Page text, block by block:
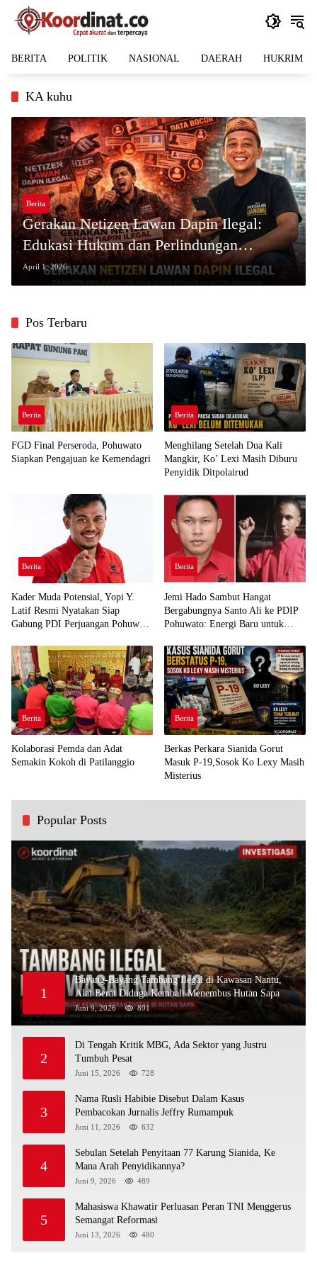
Langsung
BERITA POLITIK NASIONAL DAERAH HUKRIM
KA kuhu
Berita
Gerakan Netizen Lawan Dapin Ilegal:
Edukasi Hukum dan Perlindungan
Martabat Korban
April 1, 2026
Pos Terbaru
Berita
FGD Final Perseroda, Pohuwato
Siapkan Pengajuan ke Kemendagri
Berita
Menghilang Setelah Dua Kali
Mangkir, Ko’ Lexi Masih Diburu
Penyidik Ditpolairud
Berita
Kader Muda Potensial, Yopi Y.
Latif Resmi Nyatakan Siap
Gabung PDI Perjuangan Pohuwato
Berita
Jemi Hado Sambut Hangat
Bergabungnya Santo Ali ke PDIP
Pohuwato: Energi Baru untuk
Berita
Kolaborasi Pemda dan Adat
Semakin Kokoh di Patilanggio
Berita
Berkas Perkara Sianida Gorut
Masuk P-19,Sosok Ko Lexy Masih
Misterius
Popular Posts
1
Bayang-Bayang Tambang Ilegal di Kawasan Nantu,
Alat Berat Diduga Kembali Menembus Hutan Sapa
Juni 9, 2026 891
2
Di Tengah Kritik MBG, Ada Sektor yang Justru
Tumbuh Pesat
Juni 15, 2026 728
3
Nama Rusli Habibie Disebut Dalam Kasus
Pembacokan Jurnalis Jeffry Rumampuk
Juni 11, 2026 632
4
Sebulan Setelah Penyitaan 77 Karung Sianida, Ke
Mana Arah Penyidikannya?
Juni 9, 2026 489
5
Mahasiswa Khawatir Perluasan Peran TNI Menggerus
Semangat Reformasi
Juni 13, 2026 480